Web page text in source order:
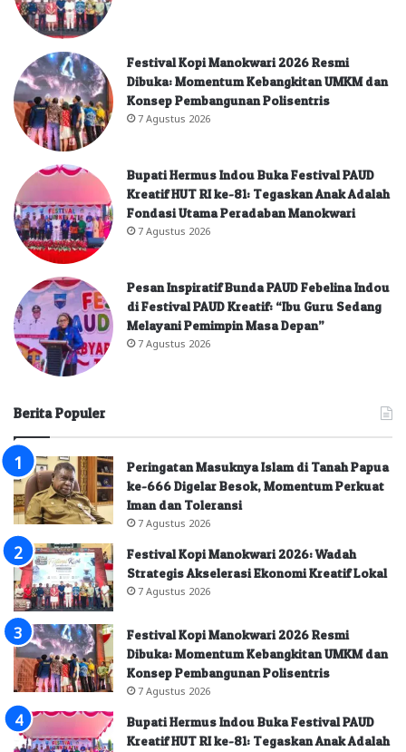
Festival Kopi Manokwari 2026 Resmi
Dibuka: Momentum Kebangkitan UMKM dan
Konsep Pembangunan Polisentris
7 Agustus 2026
Bupati Hermus Indou Buka Festival PAUD
Kreatif HUT RI ke-81: Tegaskan Anak Adalah
Fondasi Utama Peradaban Manokwari
7 Agustus 2026
Pesan Inspiratif Bunda PAUD Febelina Indou
di Festival PAUD Kreatif: “Ibu Guru Sedang
Melayani Pemimpin Masa Depan”
7 Agustus 2026
Berita Populer
Peringatan Masuknya Islam di Tanah Papua
ke-666 Digelar Besok, Momentum Perkuat
Iman dan Toleransi
7 Agustus 2026
Festival Kopi Manokwari 2026: Wadah
Strategis Akselerasi Ekonomi Kreatif Lokal
7 Agustus 2026
Festival Kopi Manokwari 2026 Resmi
Dibuka: Momentum Kebangkitan UMKM dan
Konsep Pembangunan Polisentris
7 Agustus 2026
Bupati Hermus Indou Buka Festival PAUD
Kreatif HUT RI ke-81: Tegaskan Anak Adalah